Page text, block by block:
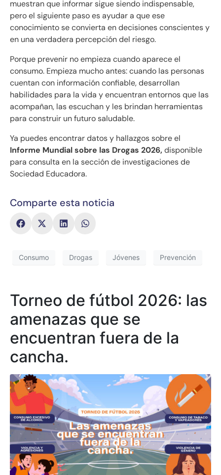
muestran que informar sigue siendo indispensable,
pero el siguiente paso es ayudar a que ese
conocimiento se convierta en decisiones conscientes y
en una verdadera percepción del riesgo.
Porque prevenir no empieza cuando aparece el
consumo. Empieza mucho antes: cuando las personas
cuentan con información confiable, desarrollan
habilidades para la vida y encuentran entornos que las
acompañan, las escuchan y les brindan herramientas
para construir un futuro saludable.
Ya puedes encontrar datos y hallazgos sobre el
Informe Mundial sobre las Drogas 2026,disponible
para consulta en la sección de investigaciones de
Sociedad Educadora.
Comparte esta noticia
Consumo Drogas Jóvenes Prevención
Torneo de fútbol 2026: las
amenazas que se
encuentran fuera de la
cancha.